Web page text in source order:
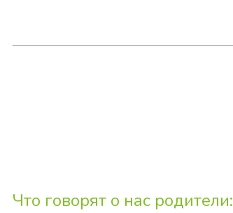
Что говорят о нас родители: